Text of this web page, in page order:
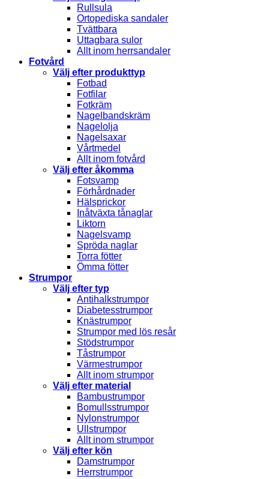
Rullsula
Ortopediska sandaler
Tvättbara
Uttagbara sulor
Allt inom herrsandaler
Fotvård
Välj efter produkttyp
Fotbad
Fotfilar
Fotkräm
Nagelbandskräm
Nagelolja
Nagelsaxar
Vårtmedel
Allt inom fotvård
Välj efter åkomma
Fotsvamp
Förhårdnader
Hälsprickor
Inåtväxta tånaglar
Liktorn
Nagelsvamp
Spröda naglar
Torra fötter
Ömma fötter
Strumpor
Välj efter typ
Antihalkstrumpor
Diabetesstrumpor
Knästrumpor
Strumpor med lös resår
Stödstrumpor
Tåstrumpor
Värmestrumpor
Allt inom strumpor
Välj efter material
Bambustrumpor
Bomullsstrumpor
Nylonstrumpor
Ullstrumpor
Allt inom strumpor
Välj efter kön
Damstrumpor
Herrstrumpor